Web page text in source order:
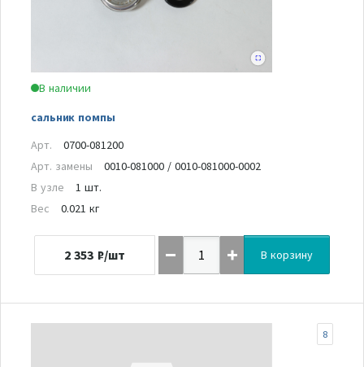
В наличии
сальник помпы
Арт.
0700-081200
Арт. замены
0010-081000 / 0010-081000-0002
В узле
1 шт.
Вес
0.021 кг
2 353 ₽/шт В корзину
8